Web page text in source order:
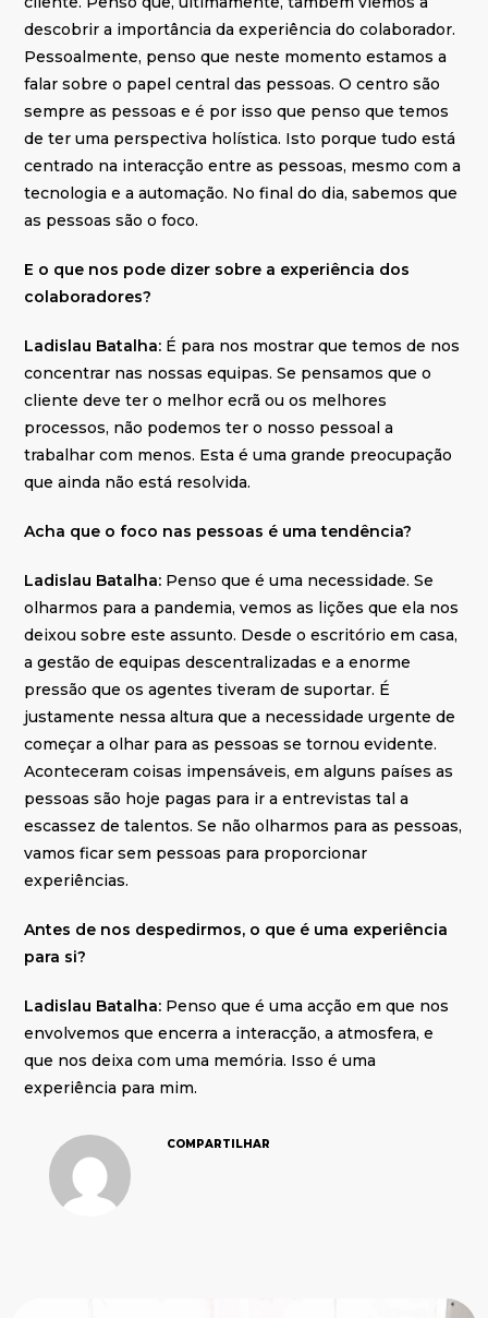
COMPARTILHAR
descobrir a importância da experiência do colaborador.
Pessoalmente, penso que neste momento estamos a
falar sobre o papel central das pessoas. O centro são
sempre as pessoas e é por isso que penso que temos
de ter uma perspectiva holística. Isto porque tudo está
centrado na interacção entre as pessoas, mesmo com a
tecnologia e a automação. No final do dia, sabemos que
as pessoas são o foco.
E o que nos pode dizer sobre a experiência dos
colaboradores?
Ladislau Batalha: É para nos mostrar que temos de nos
concentrar nas nossas equipas. Se pensamos que o
cliente deve ter o melhor ecrã ou os melhores
processos, não podemos ter o nosso pessoal a
trabalhar com menos. Esta é uma grande preocupação
que ainda não está resolvida.
Acha que o foco nas pessoas é uma tendência?
Ladislau Batalha: Penso que é uma necessidade. Se
olharmos para a pandemia, vemos as lições que ela nos
deixou sobre este assunto. Desde o escritório em casa,
a gestão de equipas descentralizadas e a enorme
pressão que os agentes tiveram de suportar. É
justamente nessa altura que a necessidade urgente de
começar a olhar para as pessoas se tornou evidente.
Aconteceram coisas impensáveis, em alguns países as
pessoas são hoje pagas para ir a entrevistas tal a
escassez de talentos. Se não olharmos para as pessoas,
vamos ficar sem pessoas para proporcionar
experiências.
Antes de nos despedirmos, o que é uma experiência
para si?
Ladislau Batalha: Penso que é uma acção em que nos
envolvemos que encerra a interacção, a atmosfera, e
que nos deixa com uma memória. Isso é uma
experiência para mim.